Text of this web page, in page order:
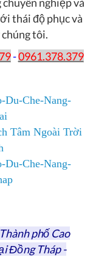
nghiệp và
thái độ phục và
tôi.
-0961.378.379
Du-Che-Nang-
Tâm Ngoài Trời
Du-Che-Nang-
phố Cao
Đồng Tháp -